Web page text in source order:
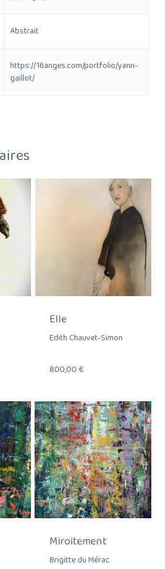
Abstrait
https://16anges.com/portfolio/yann-
gaillot/
Elle
Edith Chauvet-Simon
800,00€
Miroitement
Brigitte du Mérac